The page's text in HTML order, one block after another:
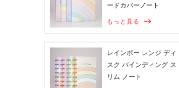
ードカバーノート
もっと見る
レインボー レンジ ディ
スク バインディング ス
リム ノート